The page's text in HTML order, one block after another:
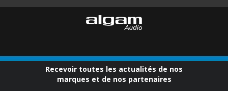
Recevoir toutes les actualités de nos
marques et de nos partenaires